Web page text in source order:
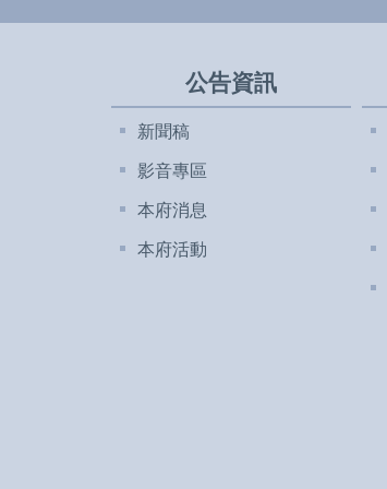
公告資訊
新聞稿
影音專區
本府消息
本府活動